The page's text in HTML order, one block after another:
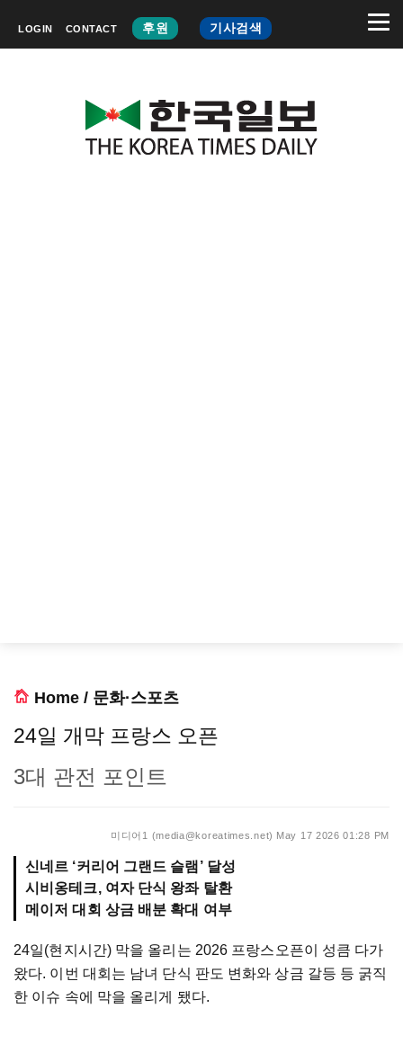
LOGIN CONTACT 후원 기사검색
Home / 문화·스포츠
24일 개막 프랑스 오픈
3대 관전 포인트
미디어1 (media@koreatimes.net) May 17 2026 01:28 PM
신네르 ‘커리어 그랜드 슬램’ 달성
시비옹테크, 여자 단식 왕좌 탈환
메이저 대회 상금 배분 확대 여부
24일(현지시간) 막을 올리는 2026 프랑스오픈이 성큼 다가
왔다. 이번 대회는 남녀 단식 판도 변화와 상금 갈등 등 굵직
한 이슈 속에 막을 올리게 됐다.